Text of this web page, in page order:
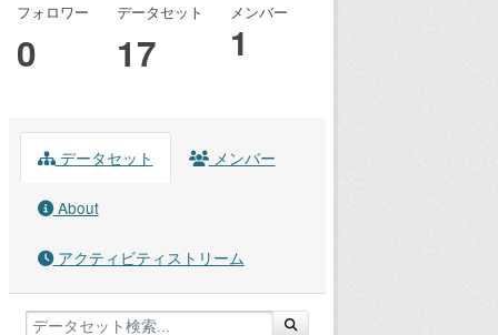
フォロワー
0
データセット
17
メンバー
1
データセット メンバー
About
アクティビティストリーム